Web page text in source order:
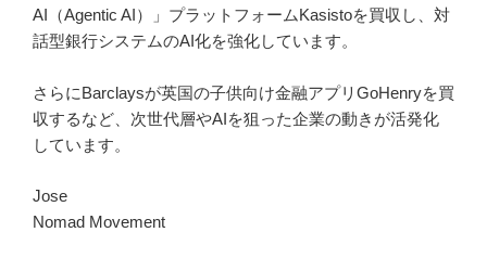
AI（Agentic AI）」プラットフォームKasistoを買収し、対
話型銀行システムのAI化を強化しています。
さらにBarclaysが英国の子供向け金融アプリGoHenryを買
収するなど、次世代層やAIを狙った企業の動きが活発化
しています。
Jose
Nomad Movement